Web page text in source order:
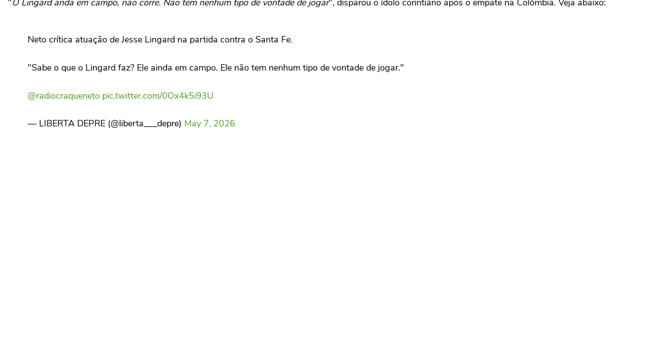
"O Lingard anda em campo, não corre. Não tem nenhum tipo de vontade de jogar", disparou o ídolo corintiano após o empate na Colômbia. Veja abaixo:
Neto crítica atuação de Jesse Lingard na partida contra o Santa Fe.
"Sabe o que o Lingard faz? Ele ainda em campo. Ele não tem nenhum tipo de vontade de jogar."
@radiocraqueneto pic.twitter.com/0Ox4k5i93U
— LIBERTA DEPRE (@liberta___depre) May 7, 2026